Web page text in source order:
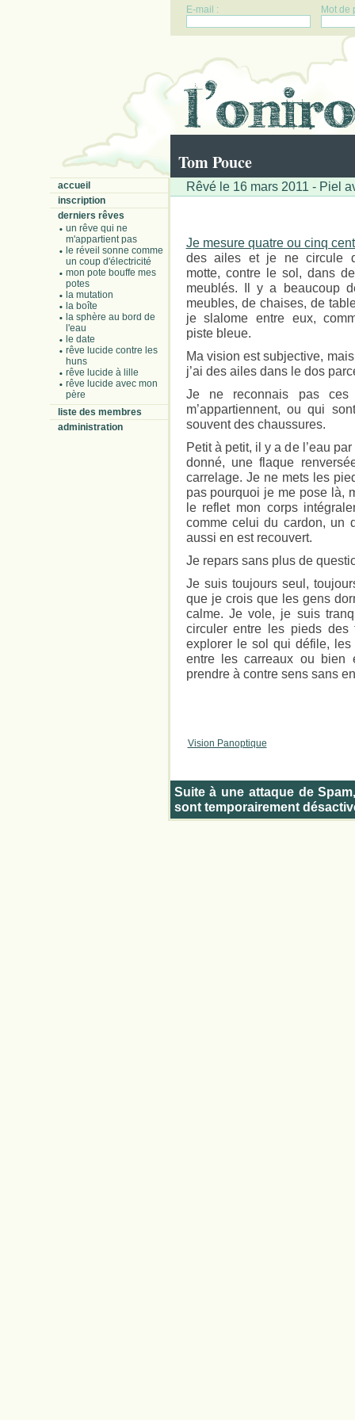
E-mail : Mot de
Tom Pouce
accueil
inscription
derniers rêves
un rêve qui ne
m'appartient pas
le réveil sonne comme
un coup d'électricité
mon pote bouffe mes
potes
la mutation
la boîte
la sphère au bord de
l'eau
le date
rêve lucide contre les
huns
rêve lucide à lille
rêve lucide avec mon
père
liste des membres
administration
Rêvé le 16 mars 2011 - Piel
Je mesure quatre ou cinq
des ailes et je ne circule
motte, contre le sol, dans
meublés. Il y a beaucoup
meubles, de chaises, de
je slalome entre eux,
piste bleue.
Ma vision est subjective,
j’ai des ailes dans le dos
Je ne reconnais pas
m’appartiennent, ou qui
souvent des chaussures.
Petit à petit, il y a de l’eau
donné, une flaque
carrelage. Je ne mets les
pas pourquoi je me pose là,
le reflet mon corps
comme celui du cardon, un
aussi en est recouvert.
Je repars sans plus de
Je suis toujours seul,
que je crois que les gens
calme. Je vole, je suis
circuler entre les pieds
explorer le sol qui défile,
entre les carreaux ou bien
prendre à contre sens sans
Vision Panoptique
Suite à une attaque de
sont temporairement